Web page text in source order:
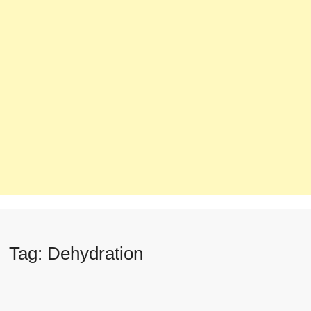
Tag: Dehydration